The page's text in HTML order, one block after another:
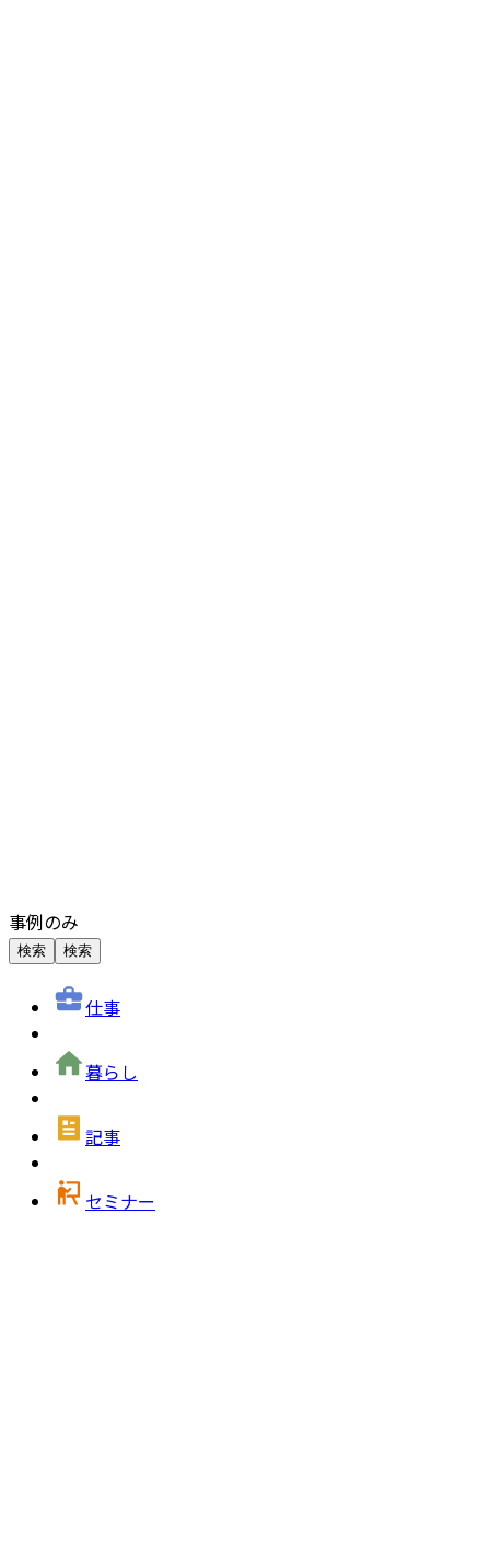
事例のみ
検索 検索
仕事
暮らし
記事
セミナー